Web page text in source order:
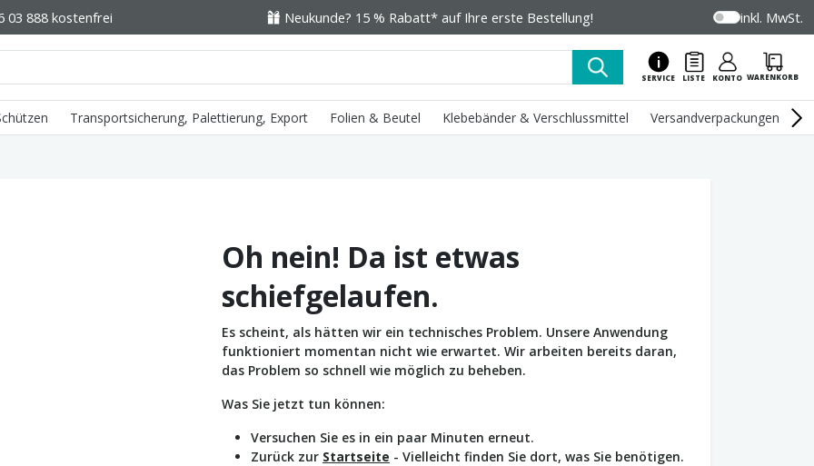
03 888 kostenfrei Neukunde? 15 % Rabatt* auf Ihre erste Bestellung! inkl. MwSt.
SERVICE LISTE KONTO WARENKORB
Transportsicherung, Palettierung, Export Folien & Beutel Klebebänder & Verschlussmittel Versandverpackungen
Oh nein! Da ist etwas
schiefgelaufen.
Es scheint, als hätten wir ein technisches Problem. Unsere Anwendung
funktioniert momentan nicht wie erwartet. Wir arbeiten bereits daran,
das Problem so schnell wie möglich zu beheben.
Was Sie jetzt tun können:
Versuchen Sie es in ein paar Minuten erneut.
Zurück zur Startseite - Vielleicht finden Sie dort, was Sie benötigen.